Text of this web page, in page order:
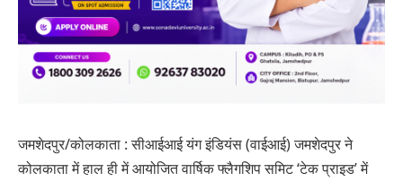
जमशेदपुर/कोलकाता : सीआईआई यंग इंडियंस (वाईआई) जमशेदपुर ने
कोलकाता में हाल ही में आयोजित वार्षिक फ्लैगशिप समिट ‘टेक प्राइड’ में